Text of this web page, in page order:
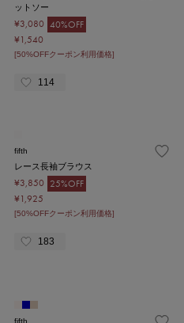
ットソー
¥3,080 40%OFF
¥1,540
[50%OFFクーポン利用価格]
114
fifth
レース長袖ブラウス
¥3,850 25%OFF
¥1,925
[50%OFFクーポン利用価格]
183
fifth